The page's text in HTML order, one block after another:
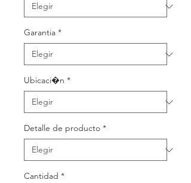
Garantia *
Ubicaci�n *
Detalle de producto *
Cantidad *